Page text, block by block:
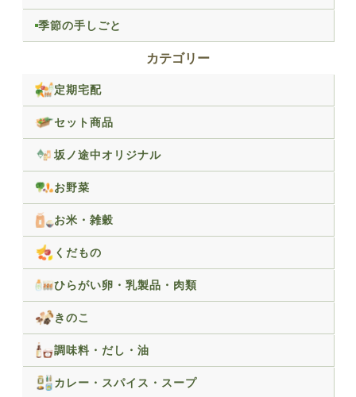
季節の手しごと
カテゴリー
定期宅配
セット商品
坂ノ途中オリジナル
お野菜
お米・雑穀
くだもの
ひらがい卵・乳製品・肉類
きのこ
調味料・だし・油
カレー・スパイス・スープ